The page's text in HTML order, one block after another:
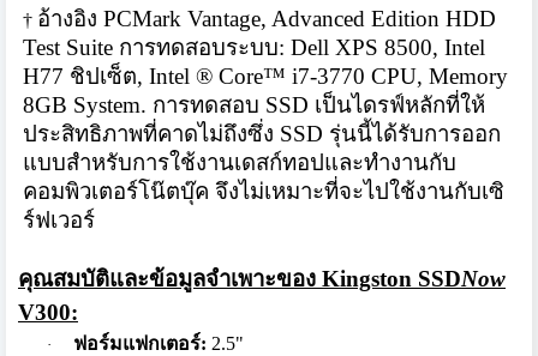
† อ้างอิง PCMark Vantage, Advanced Edition HDD
Test Suite การทดสอบระบบ: Dell XPS 8500, Intel
H77 ชิปเซ็ต, Intel ® Core™ i7-3770 CPU, Memory
8GB System. การทดสอบ SSD เป็นไดรฟ์หลักที่ให้
ประสิทธิภาพที่คาดไม่ถึงซึ่ง SSD รุ่นนี้ได้รับการออก
แบบสำหรับการใช้งานเดสก์ทอปและทำงานกับ
คอมพิวเตอร์โน๊ตบุ๊ค จึงไม่เหมาะที่จะไปใช้งานกับเซิ
ร์ฟเวอร์
คุณสมบัติและข้อมูลจำเพาะของ Kingston SSDNow
V300:
· ฟอร์มแฟกเตอร์: 2.5"